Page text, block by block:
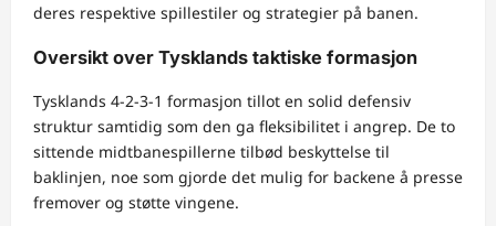
deres respektive spillestiler og strategier på banen.
Oversikt over Tysklands taktiske formasjon
Tysklands 4-2-3-1 formasjon tillot en solid defensiv
struktur samtidig som den ga fleksibilitet i angrep. De to
sittende midtbanespillerne tilbød beskyttelse til
baklinjen, noe som gjorde det mulig for backene å presse
fremover og støtte vingene.